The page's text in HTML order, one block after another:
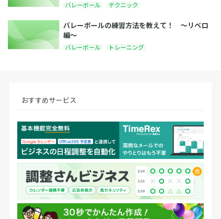
バレーボール テクニック
バレーボールの練習方法を教えて！ 〜リベロ
編〜
バレーボール トレーニング
おすすめサービス